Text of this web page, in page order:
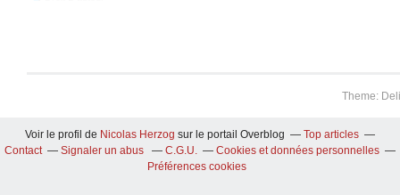
Theme:
Voir le profil de Nicolas Herzog sur le portail Overblog
Top articles
Contact
Signaler un abus C.G.U.
Cookies et données personnelles
Préférences cookies